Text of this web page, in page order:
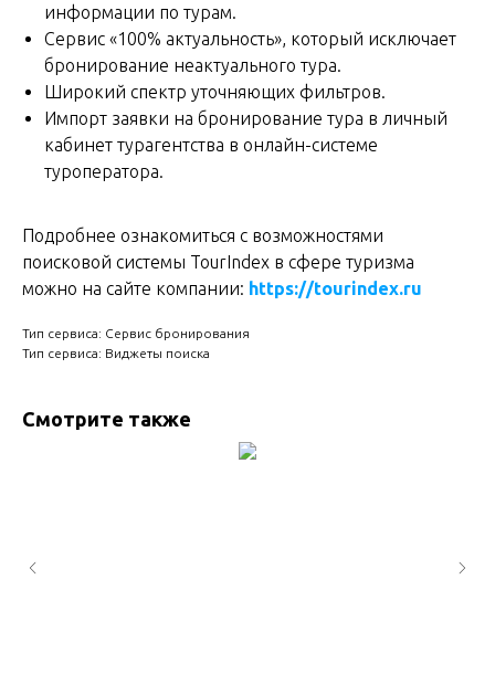
информации по турам.
Сервис «100% актуальность», который исключает
бронирование неактуального тура.
Широкий спектр уточняющих фильтров.
Импорт заявки на бронирование тура в личный
кабинет турагентства в онлайн-системе
туроператора.
Подробнее ознакомиться с возможностями
поисковой системы TourIndex в сфере туризма
можно на сайте компании: https://tourindex.ru
Тип сервиса: Сервис бронирования
Тип сервиса: Виджеты поиска
Смотрите также